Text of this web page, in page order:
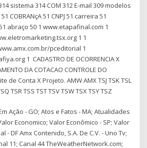
sistema 314 COM 312 E-mail 309 modelos
COBRANçA 51 CNPJ 51 carreira 51
abraço 50 1 www.etapafinal.com 1
1 1
pceditorial 1
1 CADASTRO DE OCORRENCIA X
DA COTACAO CONTROLE DO
de Conta X Projeto. AMW AMX TSJ TSK TSL
TSR TSS TST TSV TSW TSX TSY TSZ
Ação - GO; Atos e Fatos - MA; Atualidades
Economico; Valor Econômico - SP; Valor
- DF Amx Contenido, S.A. De C.V. - Uno Tv;
11; Canal 44 TheWeatherNetwork.com;